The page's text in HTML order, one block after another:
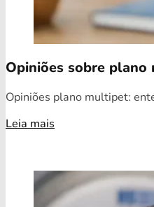
Opiniões sobre
Opiniões plano multipet:
Leia mais